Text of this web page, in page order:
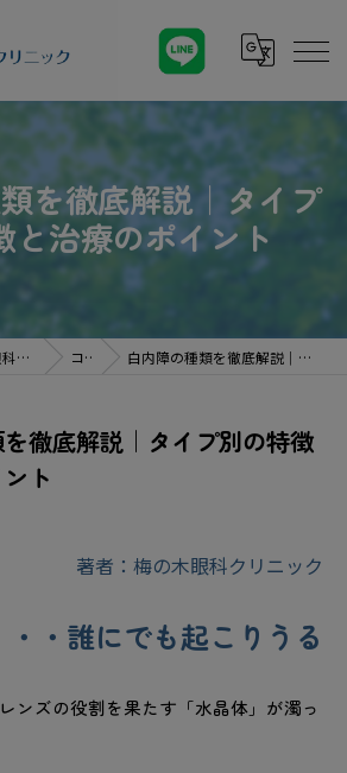
を徹底解説｜タイプ
と治療のポイント
神奈川県横浜市の眼科なら梅の木眼科クリニック コラム 白内障の種類を徹底解説｜タイプ別の特徴と治療のポイント
徹底解説｜タイプ別の特徴
ト
著者：梅の木眼科クリニック
・誰にでも起こりうる
ンズの役割を果たす「水晶体」が濁っ